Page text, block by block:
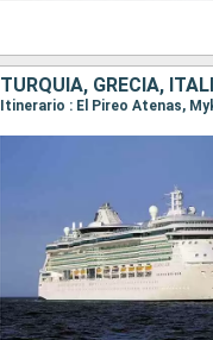
TURQUÍA, GRECIA,
Itinerario : El Pireo Atenas,